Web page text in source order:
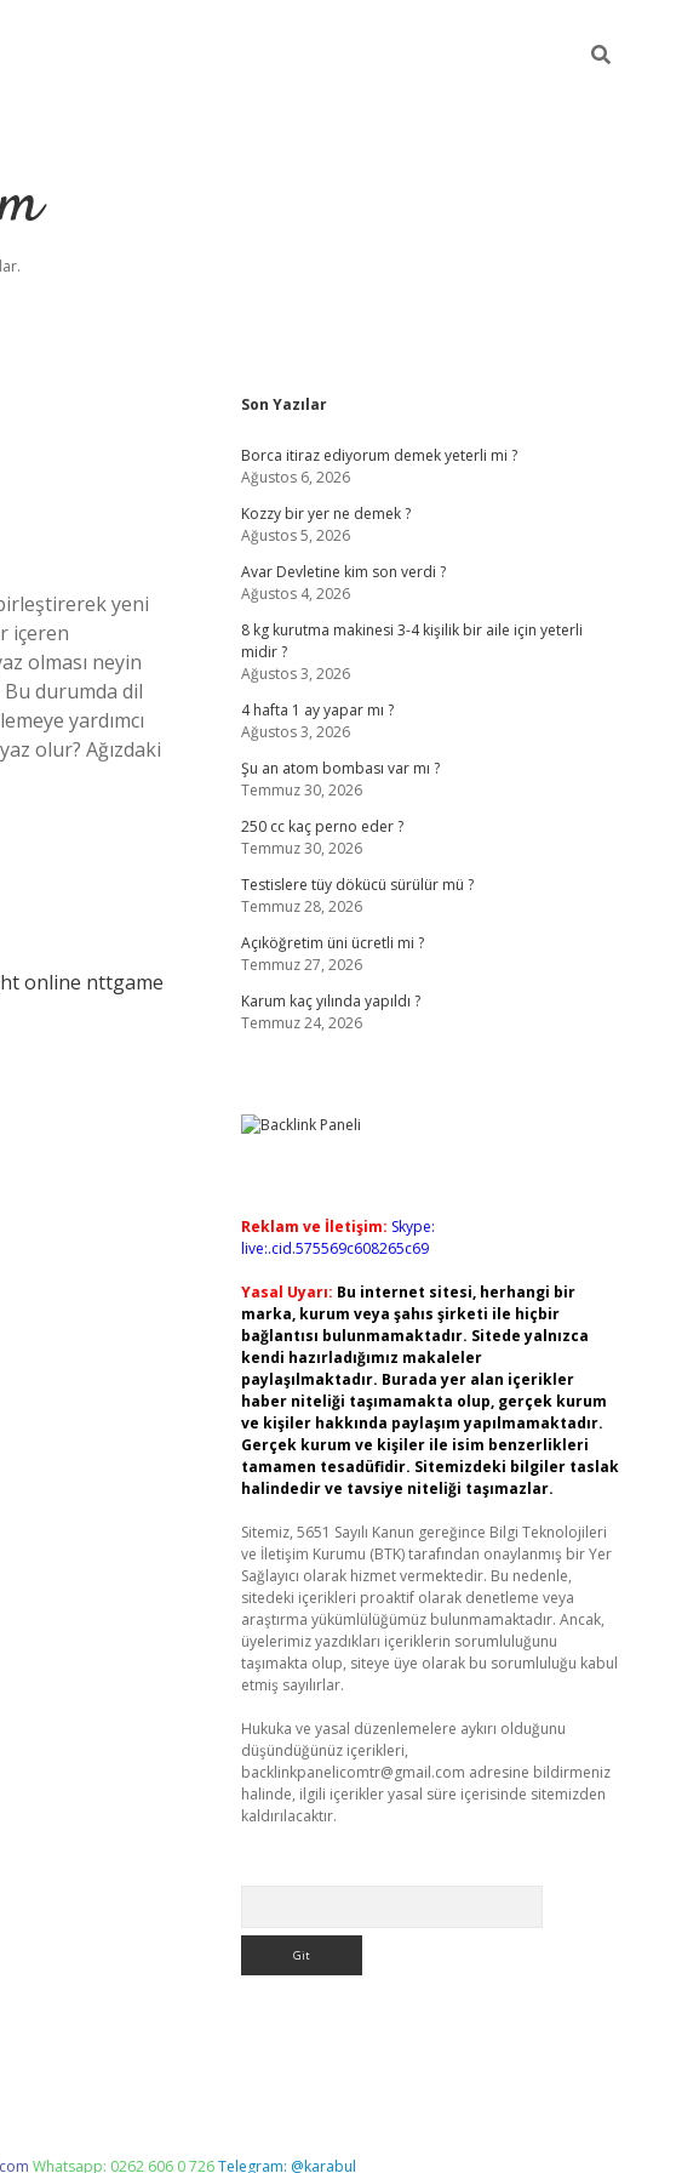
yeni
içeren
olması neyin
durumda dil
yardımcı
olur? Ağızdaki
online nttgame
Sidebar
Son Yazılar
Borca itiraz ediyorum demek yeterli mi ?
Ağustos 6, 2026
Kozzy bir yer ne demek ?
Ağustos 5, 2026
Avar Devletine kim son verdi ?
Ağustos 4, 2026
8 kg kurutma makinesi 3-4 kişilik bir aile için yeterli
midir ?
Ağustos 3, 2026
4 hafta 1 ay yapar mı ?
Ağustos 3, 2026
Şu an atom bombası var mı ?
Temmuz 30, 2026
250 cc kaç perno eder ?
Temmuz 30, 2026
Testislere tüy dökücü sürülür mü ?
Temmuz 28, 2026
Açıköğretim üni ücretli mi ?
Temmuz 27, 2026
Karum kaç yılında yapıldı ?
Temmuz 24, 2026
Reklam ve İletişim: Skype:
live:.cid.575569c608265c69
Yasal Uyarı: Bu internet sitesi, herhangi bir
marka, kurum veya şahıs şirketi ile hiçbir
bağlantısı bulunmamaktadır. Sitede yalnızca
kendi hazırladığımız makaleler
paylaşılmaktadır. Burada yer alan içerikler
haber niteliği taşımamakta olup, gerçek kurum
ve kişiler hakkında paylaşım yapılmamaktadır.
Gerçek kurum ve kişiler ile isim benzerlikleri
tamamen tesadüfidir. Sitemizdeki bilgiler taslak
halindedir ve tavsiye niteliği taşımazlar.
Sitemiz, 5651 Sayılı Kanun gereğince Bilgi Teknolojileri
ve İletişim Kurumu (BTK) tarafından onaylanmış bir Yer
Sağlayıcı olarak hizmet vermektedir. Bu nedenle,
sitedeki içerikleri proaktif olarak denetleme veya
araştırma yükümlülüğümüz bulunmamaktadır. Ancak,
üyelerimiz yazdıkları içeriklerin sorumluluğunu
taşımakta olup, siteye üye olarak bu sorumluluğu kabul
etmiş sayılırlar.
Hukuka ve yasal düzenlemelere aykırı olduğunu
düşündüğünüz içerikleri,
backlinkpanelicomtr@gmail.com adresine bildirmeniz
halinde, ilgili içerikler yasal süre içerisinde sitemizden
kaldırılacaktır.
Whatsapp: 0262 606 0 726Telegram: @karabul